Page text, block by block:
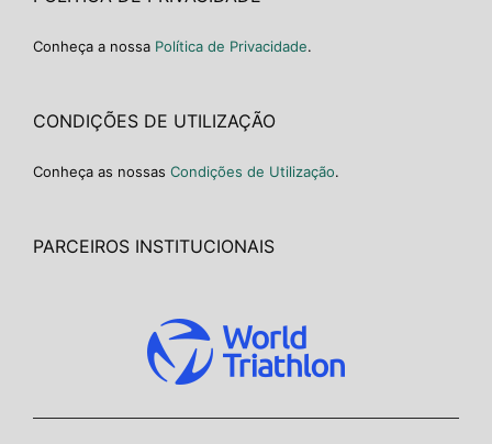
Conheça a nossa Política de Privacidade.
CONDIÇÕES DE UTILIZAÇÃO
Conheça as nossas Condições de Utilização.
PARCEIROS INSTITUCIONAIS